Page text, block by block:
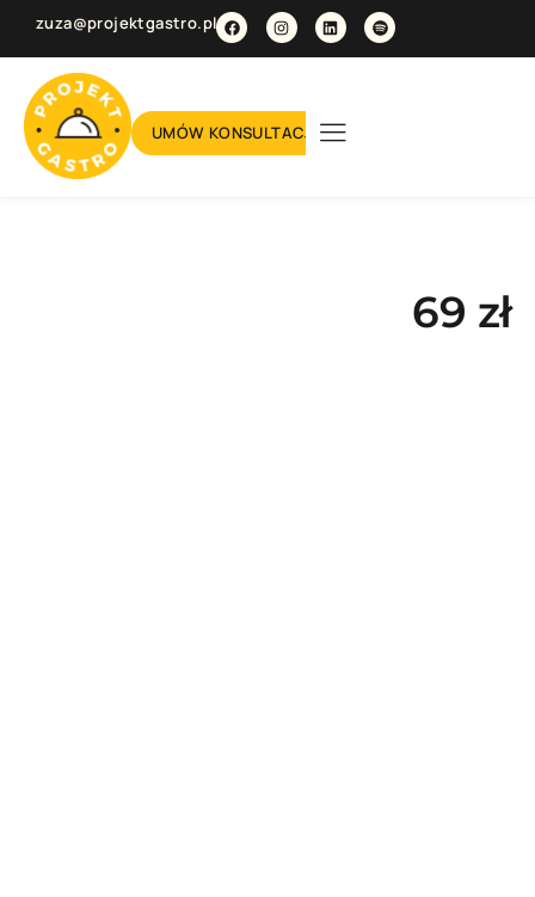
zuza@projektgastro.pl
UMÓW KONSULTACJĘ
69 zł